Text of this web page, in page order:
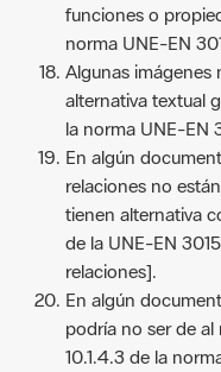
funciones o
norma UNE-EN
Algunas imágenes
alternativa textual
la norma UNE-EN
En algún
relaciones no
tienen alternativa
de la UNE-EN
relaciones].
En algún
podría no ser de
10.1.4.3 de la